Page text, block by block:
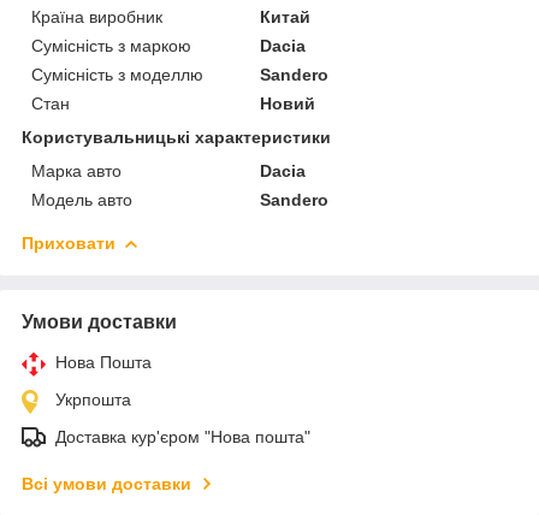
Країна виробник
Китай
Сумісність з маркою
Dacia
Сумісність з моделлю
Sandero
Стан
Новий
Користувальницькі характеристики
Марка авто
Dacia
Модель авто
Sandero
Приховати
Умови доставки
Нова Пошта
Укрпошта
Доставка кур'єром "Нова пошта"
Всі умови доставки